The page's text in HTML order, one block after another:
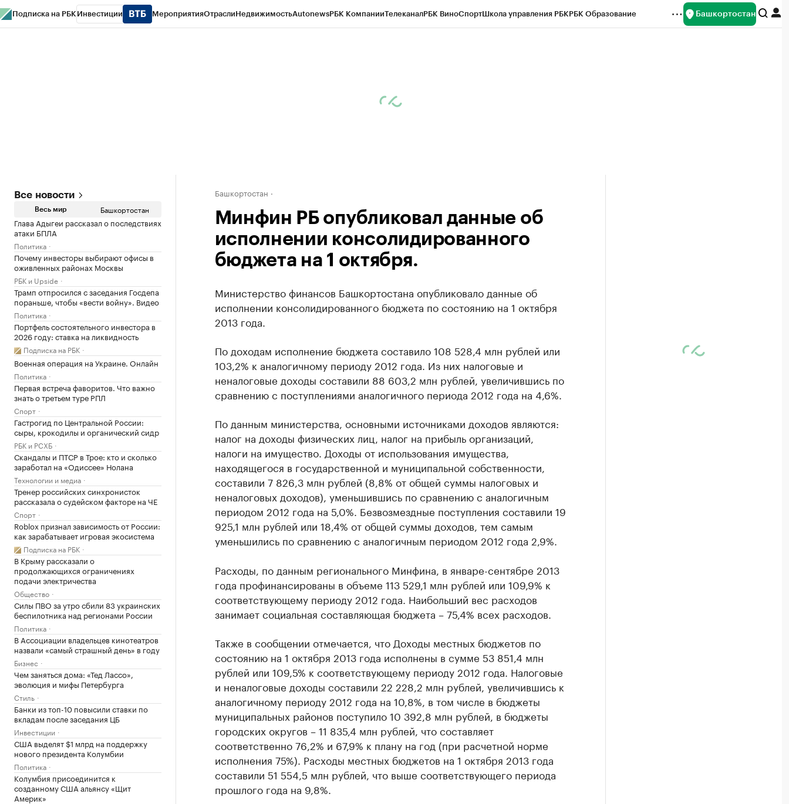
Подписка на РБК Инвестиции МероприятияОтраслиНедвижимостьAutonewsРБК КомпанииТелеканалРБК ВиноСпортШкола управления РБКРБК Образование Башкортостан
Все новости
Весь мир Башкортостан
Глава Адыгеи рассказал о последствиях
атаки БПЛА
Политика
Почему инвесторы выбирают офисы в
оживленных районах Москвы
РБК и Upside
Трамп отпросился с заседания Госдепа
пораньше, чтобы «вести войну». Видео
Политика
Портфель состоятельного инвестора в
2026 году: ставка на ликвидность
Подписка на РБК
Военная операция на Украине. Онлайн
Политика
Первая встреча фаворитов. Что важно
знать о третьем туре РПЛ
Спорт
Гастрогид по Центральной России:
сыры, крокодилы и органический сидр
РБК и РСХБ
Скандалы и ПТСР в Трое: кто и сколько
заработал на «Одиссее» Нолана
Технологии и медиа
Тренер российских синхронисток
рассказала о судейском факторе на ЧЕ
Спорт
Roblox признал зависимость от России:
как зарабатывает игровая экосистема
Подписка на РБК
В Крыму рассказали о
продолжающихся ограничениях
подачи электричества
Общество
Силы ПВО за утро сбили 83 украинских
беспилотника над регионами России
Политика
В Ассоциации владельцев кинотеатров
назвали «самый страшный день» в году
Бизнес
Чем заняться дома: «Тед Лассо»,
эволюция и мифы Петербурга
Стиль
Банки из топ-10 повысили ставки по
вкладам после заседания ЦБ
Инвестиции
США выделят $1 млрд на поддержку
нового президента Колумбии
Политика
Колумбия присоединится к
созданному США альянсу «Щит
Америк»
Башкортостан
Минфин РБ опубликовал данные об
исполнении консолидированного
бюджета на 1 октября.
Министерство финансов Башкортостана опубликовало данные об
исполнении консолидированного бюджета по состоянию на 1 октября
2013 года.
По доходам исполнение бюджета составило 108 528,4 млн рублей или
103,2% к аналогичному периоду 2012 года. Из них налоговые и
неналоговые доходы составили 88 603,2 млн рублей, увеличившись по
сравнению с поступлениями аналогичного периода 2012 года на 4,6%.
По данным министерства, основными источниками доходов являются:
налог на доходы физических лиц, налог на прибыль организаций,
налоги на имущество. Доходы от использования имущества,
находящегося в государственной и муниципальной собственности,
составили 7 826,3 млн рублей (8,8% от общей суммы налоговых и
неналоговых доходов), уменьшившись по сравнению с аналогичным
периодом 2012 года на 5,0%. Безвозмездные поступления составили 19
925,1 млн рублей или 18,4% от общей суммы доходов, тем самым
уменьшились по сравнению с аналогичным периодом 2012 года 2,9%.
Расходы, по данным регионального Минфина, в январе-сентябре 2013
года профинансированы в объеме 113 529,1 млн рублей или 109,9% к
соответствующему периоду 2012 года. Наибольший вес расходов
занимает социальная составляющая бюджета – 75,4% всех расходов.
Также в сообщении отмечается, что Доходы местных бюджетов по
состоянию на 1 октября 2013 года исполнены в сумме 53 851,4 млн
рублей или 109,5% к соответствующему периоду 2012 года. Налоговые
и неналоговые доходы составили 22 228,2 млн рублей, увеличившись к
аналогичному периоду 2012 года на 10,8%, в том числе в бюджеты
муниципальных районов поступило 10 392,8 млн рублей, в бюджеты
городских округов – 11 835,4 млн рублей, что составляет
соответственно 76,2% и 67,9% к плану на год (при расчетной норме
исполнения 75%). Расходы местных бюджетов на 1 октября 2013 года
составили 51 554,5 млн рублей, что выше соответствующего периода
прошлого года на 9,8%.